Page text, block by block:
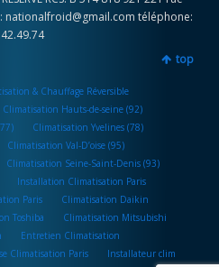
nationalfroid@gmail.com téléphone:
top
& Chauffage Réversible
Climatisation Hauts-de-seine (92)
Climatisation Yvelines (78)
Climatisation Val-D’oise (95)
Climatisation Seine-Saint-Denis (93)
Installation Climatisation Paris
Paris
Climatisation Daikin
Toshiba
Climatisation Mitsubishi
Entretien Climatisation
Climatisation Paris
Installateur clim